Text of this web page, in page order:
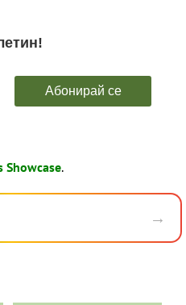
Showcase.
→
Във Варна наградиха
победителите в